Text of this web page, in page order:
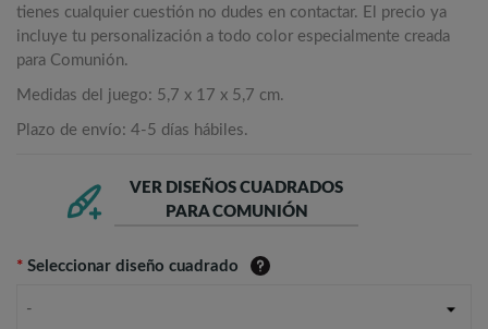
tienes cualquier cuestión no dudes en contactar. El precio ya
incluye tu personalización a todo color especialmente creada
para Comunión.
Medidas del juego: 5,7 x 17 x 5,7 cm.
Plazo de envío: 4-5 días hábiles.
VER DISEÑOS CUADRADOS
PARA COMUNIÓN
* Seleccionar diseño cuadrado
-